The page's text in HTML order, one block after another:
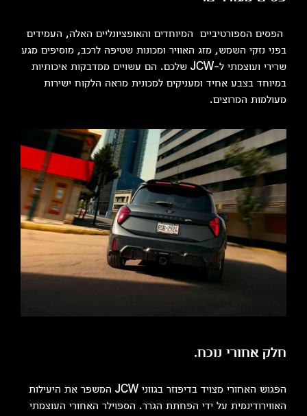
הפסים הספורטיביים המיוחדים והאופציונליים האלה, העמידים
בפני נזקי השמש, מזג האוויר ומכונות שטיפה לרכב, מוסיפים מגע
שרירי ועוצמתי ל-JCW שלכם. הם עשויים ממדבקות איכותיות
במיוחד בצבע אחיד ומעניקים למכונית מראה הלקוח ישירות
מעולמות המרוצים.
חלק אחורי נוכח.
הפגוש האחורי מצויד בדיפוזר בגווני JCW המשפר את היעילות
האווירודינמית על ידי הפחתת הגרר. הספוילר האחורי העוצמתי